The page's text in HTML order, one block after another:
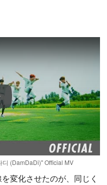
(DamDaDi)" Official MV
変化させたのが、同じく